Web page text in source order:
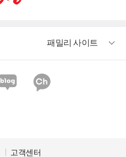
패밀리 사이트
고객센터